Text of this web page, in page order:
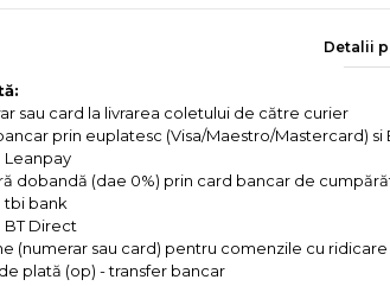
Detalii
sau card la livrarea coletului de către curier
prin euplatesc (Visa/Maestro/Mastercard) si
Leanpay
dobandă (dae 0%) prin card bancar de
tbi bank
BT Direct
(numerar sau card) pentru comenzile cu
plată (op) - transfer bancar